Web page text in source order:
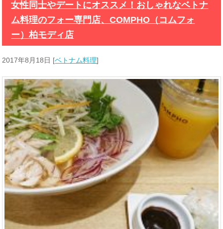
女性同士やデートにオススメ！おしゃれなベトナ
ム料理のフォー専門店、COMPHO（コムフォ
ー）柏モディ店
2017年8月18日 [ベトナム料理]